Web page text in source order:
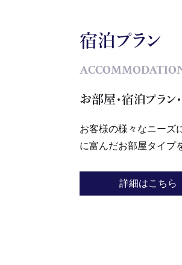
宿泊プラン
お部屋・宿泊プラン
お客様の様々なニーズ
に富んだお部屋タイプ
詳細はこちら